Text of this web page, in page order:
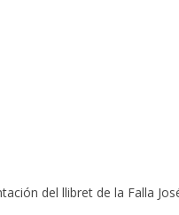
del llibret de la Falla